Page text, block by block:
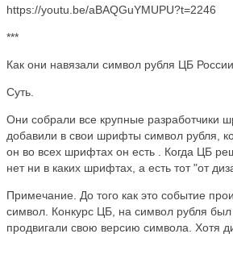
https://youtu.be/aBAQGuYMUPU?t=2246
***
Как они навязали символ рубля ЦБ России.
Суть.
Они собрали все крупные разработчики
добавили в свои шрифты символ рубля,
он во всех шрифтах он есть . Когда ЦБ
нет ни в каких шрифтах, а есть тот "от
Примечание. До того как это событие
символ. Конкурс ЦБ, на символ рубля был
продвигали свою версию символа. Хотя